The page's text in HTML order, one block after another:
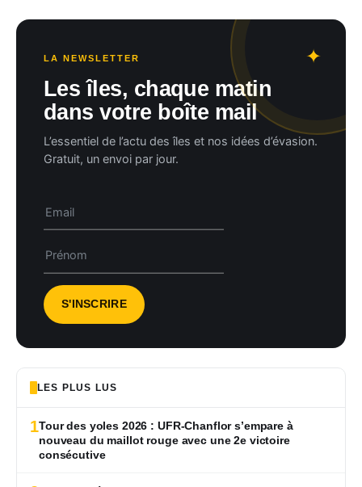
LA NEWSLETTER
Les îles, chaque matin
dans votre boîte mail
L’essentiel de l’actu des îles et nos idées d’évasion.
Gratuit, un envoi par jour.
LES PLUS LUS
1Tour des yoles 2026 : UFR-Chanflor s’empare à
nouveau du maillot rouge avec une 2e victoire
consécutive